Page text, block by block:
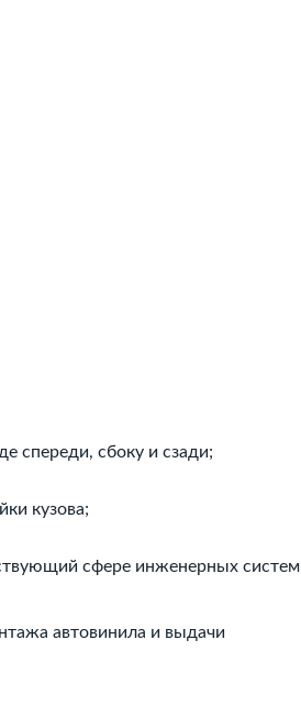
спереди, сбоку и сзади;
кузова;
сфере инженерных
автовинила и выдачи